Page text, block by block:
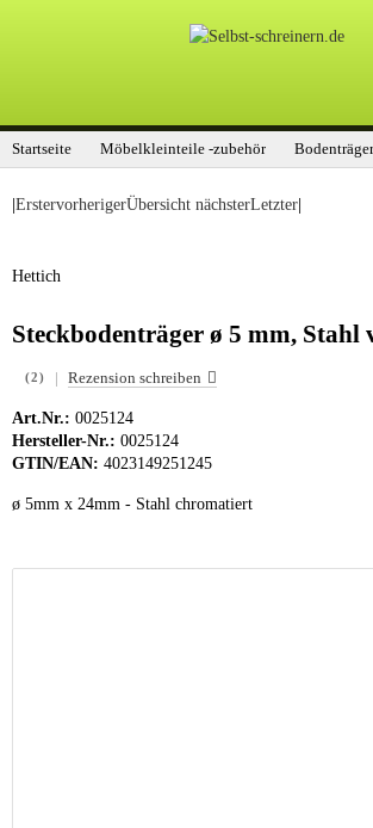
Startseite Möbelkleinteile -zubehör Bodenträger
|ErstervorherigerÜbersicht nächsterLetzter|
Hettich
Steckbodenträger ø 5 mm, Stahl
(2) | Rezension schreiben
Art.Nr.: 0025124
Hersteller-Nr.: 0025124
GTIN/EAN: 4023149251245
ø 5mm x 24mm - Stahl chromatiert